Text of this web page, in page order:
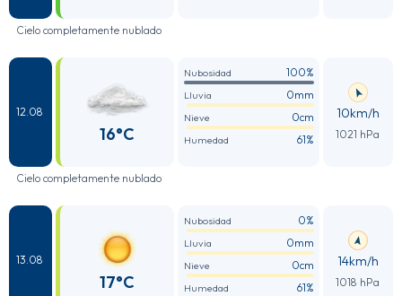
Cielo completamente nublado
12.08
16°C
Nubosidad 100%
Lluvia 0mm
Nieve 0cm
Humedad 61%
10km/h
1021 hPa
Cielo completamente nublado
13.08
17°C
Nubosidad 0%
Lluvia 0mm
Nieve 0cm
Humedad 61%
14km/h
1018 hPa